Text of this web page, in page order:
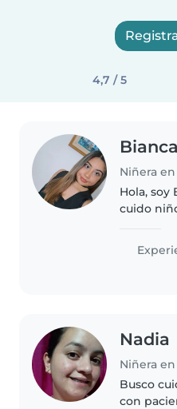
4,7 / 5
Bianca
Niñera en
Hola, soy
cuido
niños y
edades.
Nadia
Niñera en
Busco
con